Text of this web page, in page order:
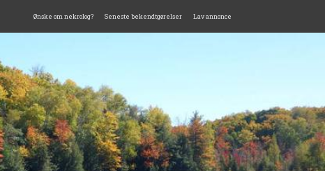
Ønske om nekrolog? Seneste bekendtgørelser Lav annonce